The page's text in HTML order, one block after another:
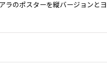
ラのポスターを縦バージョン